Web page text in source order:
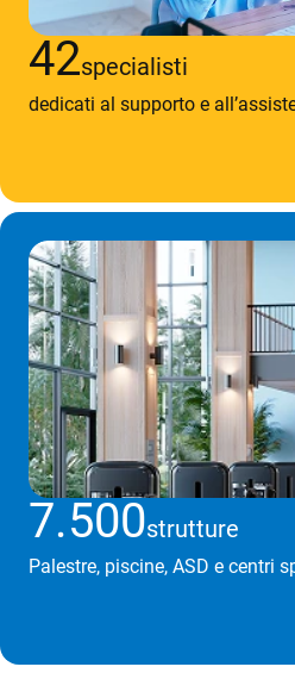
7.500strutture
Palestre, piscine, ASD e centri
42specialisti
dedicati al supporto e